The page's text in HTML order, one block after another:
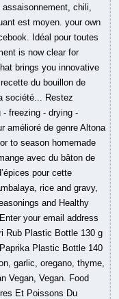
chili,
est moyen. your own
Idéal pour toutes
is now clear for
brings you innovative
du bouillon de
société... Restez
freezing - drying -
amélioré de genre Altona
to season homemade
avec du bâton de
pour cette
rice and gravy,
and Healthy
your email address
Rub Plastic Bottle 130 g
Plastic Bottle 140
garlic, oregano, thyme,
Vegan, Vegan. Food
Et Poissons Du